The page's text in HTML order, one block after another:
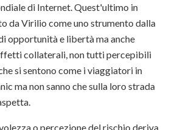
di Internet. Quest'ultimo in
da Virilio come uno strumento dalla
opportunità e libertà ma anche
collaterali, non tutti percepibili
si sentono come i viaggiatori in
ma non sanno che sulla loro strada
o percezione del rischio deriva